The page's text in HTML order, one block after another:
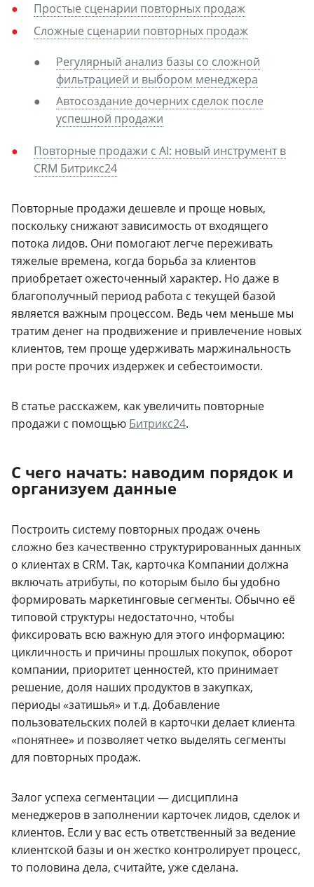
Простые сценарии повторных продаж
Сложные сценарии повторных продаж
Регулярный анализ базы со сложной
фильтрацией и выбором менеджера
Автосоздание дочерних сделок после
успешной продажи
Повторные продажи с AI: новый инструмент в
CRM Битрикс24
Повторные продажи дешевле и проще новых,
поскольку снижают зависимость от входящего
потока лидов. Они помогают легче переживать
тяжелые времена, когда борьба за клиентов
приобретает ожесточенный характер. Но даже в
благополучный период работа с текущей базой
является важным процессом. Ведь чем меньше мы
тратим денег на продвижение и привлечение новых
клиентов, тем проще удерживать маржинальность
при росте прочих издержек и себестоимости.
В статье расскажем, как увеличить повторные
продажи с помощью Битрикс24.
С чего начать: наводим порядок и
организуем данные
Построить систему повторных продаж очень
сложно без качественно структурированных данных
о клиентах в CRM. Так, карточка Компании должна
включать атрибуты, по которым было бы удобно
формировать маркетинговые сегменты. Обычно её
типовой структуры недостаточно, чтобы
фиксировать всю важную для этого информацию:
цикличность и причины прошлых покупок, оборот
компании, приоритет ценностей, кто принимает
решение, доля наших продуктов в закупках,
периоды «затишья» и т.д. Добавление
пользовательских полей в карточки делает клиента
«понятнее» и позволяет четко выделять сегменты
для повторных продаж.
Залог успеха сегментации — дисциплина
менеджеров в заполнении карточек лидов, сделок и
клиентов. Если у вас есть ответственный за ведение
клиентской базы и он жестко контролирует процесс,
то половина дела, считайте, уже сделана.